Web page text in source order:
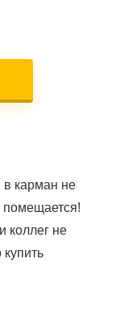
в карман не
коллег не